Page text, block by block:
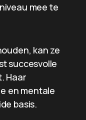
mee te
kan ze
succesvolle
Haar
en mentale
basis.